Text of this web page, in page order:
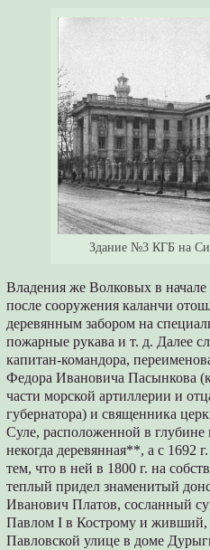
Здание №3 КГБ на
Владения же Волковых в
после сооружения каланчи
деревянным забором на
пожарные рукава и т. д. Далее
капитан-командора,
Федора Ивановича Пасынкова
части морской артиллерии и
губернатора) и священника
Суле, расположенной в глубине
некогда деревянная**, а с 1692
тем, что в ней в 1800 г. на
теплый придел знаменитый
Иванович Платов, сосланный
Павлом I в Кострому и живший,
Павловской улице в доме